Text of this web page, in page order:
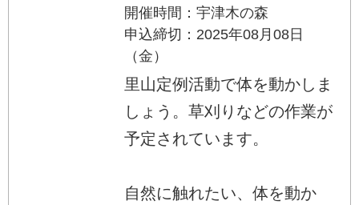
開催時間：宇津木の森
申込締切：2025年08月08日
（金）
里山定例活動で体を動かしま
しょう。草刈りなどの作業が
予定されています。
自然に触れたい、体を動か